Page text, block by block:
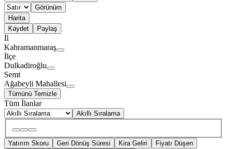
Görünüm
Harita
Kaydet
Paylaş
İl
Kahramanmaraş
İlçe
Dulkadiroğlu
Semt
Ağabeyli Mahallesi
Tümünü Temizle
Tüm İlanlar
Akıllı Sıralama
Yatırım Skoru Geri Dönüş Süresi Kira Geliri
Fiyatı Düşen